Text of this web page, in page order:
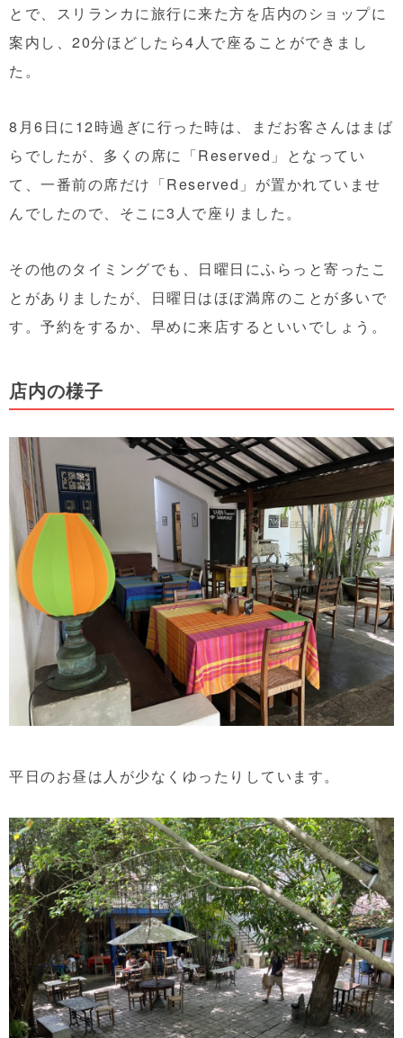
とで、スリランカに旅行に来た方を店内のショップに
案内し、20分ほどしたら4人で座ることができまし
た。
8月6日に12時過ぎに行った時は、まだお客さんはまば
らでしたが、多くの席に「Reserved」となってい
て、一番前の席だけ「Reserved」が置かれていませ
んでしたので、そこに3人で座りました。
その他のタイミングでも、日曜日にふらっと寄ったこ
とがありましたが、日曜日はほぼ満席のことが多いで
す。予約をするか、早めに来店するといいでしょう。
店内の様子
平日のお昼は人が少なくゆったりしています。